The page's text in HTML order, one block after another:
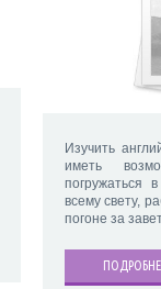
Изучить
иметь
погружаться
всему свету,
погоне за